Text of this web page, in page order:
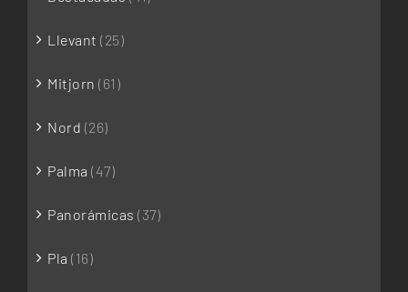
Llevant (25)
Mitjorn (61)
Nord (26)
Palma (47)
Panorámicas (37)
Pla (16)